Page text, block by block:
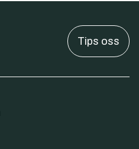
Tips oss